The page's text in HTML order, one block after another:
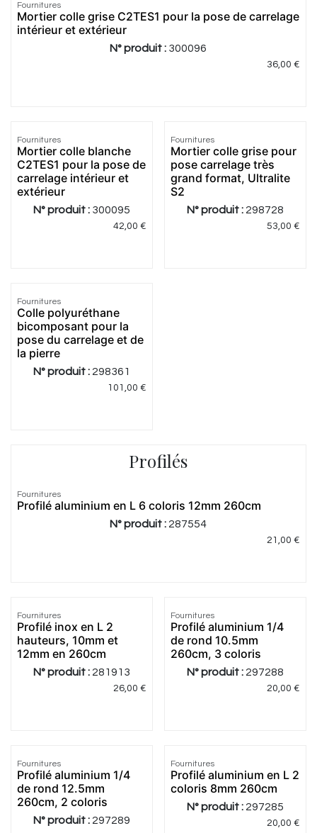
Fournitures
Mortier colle grise C2TES1 pour la pose de carrelage
intérieur et extérieur
N° produit : 300096
36,00 €
Fournitures
Mortier colle blanche
C2TES1 pour la pose de
carrelage intérieur et
extérieur
N° produit : 300095
42,00 €
Fournitures
Mortier colle grise pour
pose carrelage très
grand format, Ultralite
S2
N° produit : 298728
53,00 €
Fournitures
Colle polyuréthane
bicomposant pour la
pose du carrelage et de
la pierre
N° produit : 298361
101,00 €
Profilés
Fournitures
Profilé aluminium en L 6 coloris 12mm 260cm
N° produit : 287554
21,00 €
Fournitures
Profilé inox en L 2
hauteurs, 10mm et
12mm en 260cm
N° produit : 281913
26,00 €
Fournitures
Profilé aluminium 1/4
de rond 10.5mm
260cm, 3 coloris
N° produit : 297288
20,00 €
Fournitures
Profilé aluminium 1/4
de rond 12.5mm
260cm, 2 coloris
N° produit : 297289
Fournitures
Profilé aluminium en L 2
coloris 8mm 260cm
N° produit : 297285
20,00 €